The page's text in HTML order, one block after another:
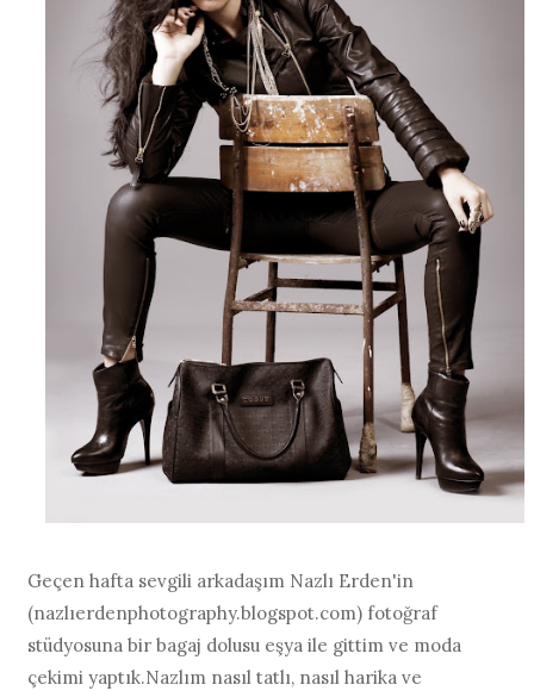
Geçen hafta sevgili arkadaşım Nazlı Erden'in
(nazlıerdenphotography.blogspot.com) fotoğraf
stüdyosuna bir bagaj dolusu eşya ile gittim ve moda
çekimi yaptık.Nazlım nasıl tatlı, nasıl harika ve